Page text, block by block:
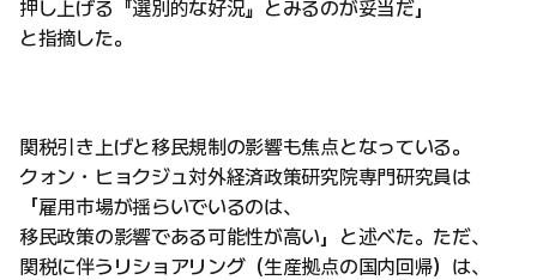
押し上げる『選別的な好況』とみるのが妥当だ」
と指摘した。
関税引き上げと移民規制の影響も焦点となっている。
クォン・ヒョクジュ対外経済政策研究院専門研究員は
「雇用市場が揺らいでいるのは、
移民政策の影響である可能性が高い」と述べた。ただ、
関税に伴うリショアリング（生産拠点の国内回帰）は、